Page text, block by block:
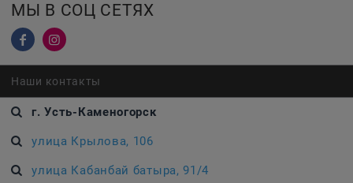
МЫ В СОЦ СЕТЯХ
Наши контакты
г. Усть-Каменогорск
улица Крылова, 106
улица Кабанбай батыра, 91/4